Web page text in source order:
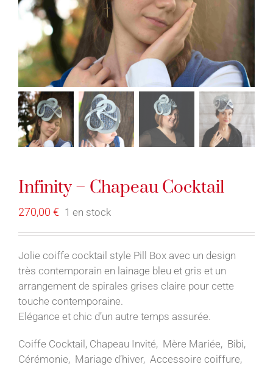
Infinity – Chapeau Cocktail
270,00 € 1 en stock
Jolie coiffe cocktail style Pill Box avec un design
très contemporain en lainage bleu et gris et un
arrangement de spirales grises claire pour cette
touche contemporaine.
Elégance et chic d’un autre temps assurée.
Coiffe Cocktail, Chapeau Invité, Mère Mariée, Bibi,
Cérémonie, Mariage d’hiver, Accessoire coiffure,